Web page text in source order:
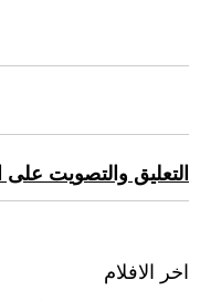
التعليق والتصويت
اخر الافلام